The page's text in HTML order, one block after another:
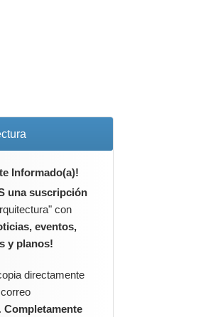
Informado(a)!
una suscripción
con
eventos,
y planos!
directamente
Completamente